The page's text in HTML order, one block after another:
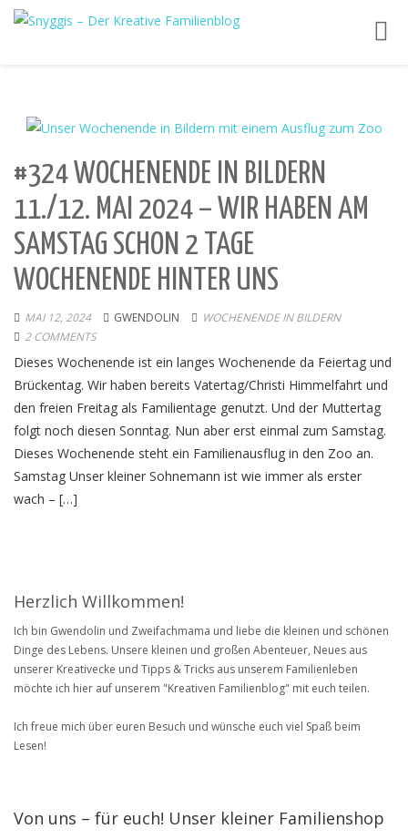
#324 WOCHENENDE IN BILDERN
11./12. MAI 2024 – WIR HABEN AM
SAMSTAG SCHON 2 TAGE
WOCHENENDE HINTER UNS
MAI 12, 2024 GWENDOLIN
WOCHENENDE IN BILDERN
2 COMMENTS
Dieses Wochenende ist ein langes Wochenende da Feiertag und
Brückentag. Wir haben bereits Vatertag/Christi Himmelfahrt und
den freien Freitag als Familientage genutzt. Und der Muttertag
folgt noch diesen Sonntag. Nun aber erst einmal zum Samstag.
Dieses Wochenende steht ein Familienausflug in den Zoo an.
Samstag Unser kleiner Sohnemann ist wie immer als erster
wach – […]
Herzlich Willkommen!
Ich bin Gwendolin und Zweifachmama und liebe die kleinen und schönen
Dinge des Lebens. Unsere kleinen und großen Abenteuer, Neues aus
unserer Kreativecke und Tipps & Tricks aus unserem Familienleben
möchte ich hier auf unserem "Kreativen Familienblog" mit euch teilen.
Ich freue mich über euren Besuch und wünsche euch viel Spaß beim
Lesen!
Von uns – für euch! Unser kleiner Familienshop